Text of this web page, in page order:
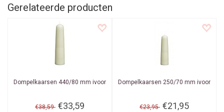
Gerelateerde producten
Dompelkaarsen 440/80 mm ivoor
€38,59 €33,59
Dompelkaarsen 250/70 mm ivoor
€23,95 €21,95